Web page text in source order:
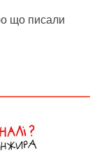
що писали